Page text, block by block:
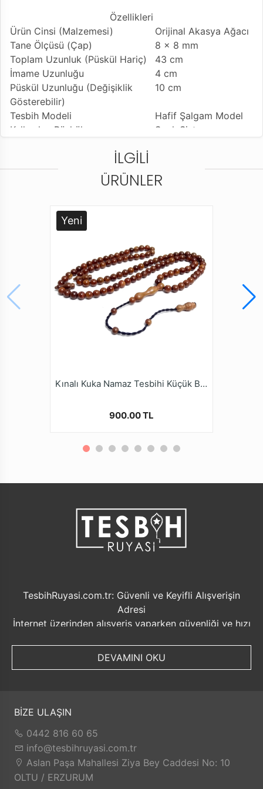
Özellikleri
Ürün Cinsi (Malzemesi)
Orijinal Akasya Ağacı
Tane Ölçüsü (Çap)
8 x 8 mm
Toplam Uzunluk (Püskül Hariç)
43 cm
İmame Uzunluğu
4 cm
Püskül Uzunluğu (Değişiklik
Gösterebilir)
10 cm
Tesbih Modeli
Hafif Şalgam Model
Kullanılan Püskül
Sıralı Sistem
Tesbihi Çekme Özelliği
Standart Tesbih İpi
Ürün Açıklaması
* Tamamen el emeği göz nuru işçiliği ile yapmış
olduğumuz tesbih modellerini, Kalite ve güvenden
ödün vermeyen Tesbih Ruyasi Dijital Mağazamızda
Türkiye’nin Tesbih Markası tesbihruyasi.com.tr
Güvencesiyle güvenle alışveriş yapabilirsiniz.
İLGILI
ÜRÜNLER
Yeni
Kınalı Kuka Namaz Tesbihi Küçük Boy Üç Sayı 99lu
900.00 TL
TesbihRuyasi.com.tr: Güvenli ve Keyifli Alışverişin
Adresi
İnternet üzerinden alışveriş yaparken güvenliği ve hızı
TesbihRuyasi.com.tr, müşterilerine sunduğu bir dizi
avantajla öne çıkmaktadır.
Kişisel bilgilerinizin korunması ve güvenli ödeme
seçenekleri ile rahatça alışveriş yapabilirsiniz. Sizin
için değerli olan bilgilerin güvende olduğunu bilerek,
alışveriş deneyiminizi keyifli hale getirebilirsiniz.
Hızlı Kargo Hizmeti: Sipariş verdiğiniz ürünler, aynı
gün kargolanarak size hızlı bir şekilde ulaştırılır. Bu
DEVAMINI OKU
BİZE ULAŞIN
0442 816 60 65
info@tesbihruyasi.com.tr
Aslan Paşa Mahallesi Ziya Bey Caddesi No: 10
OLTU / ERZURUM